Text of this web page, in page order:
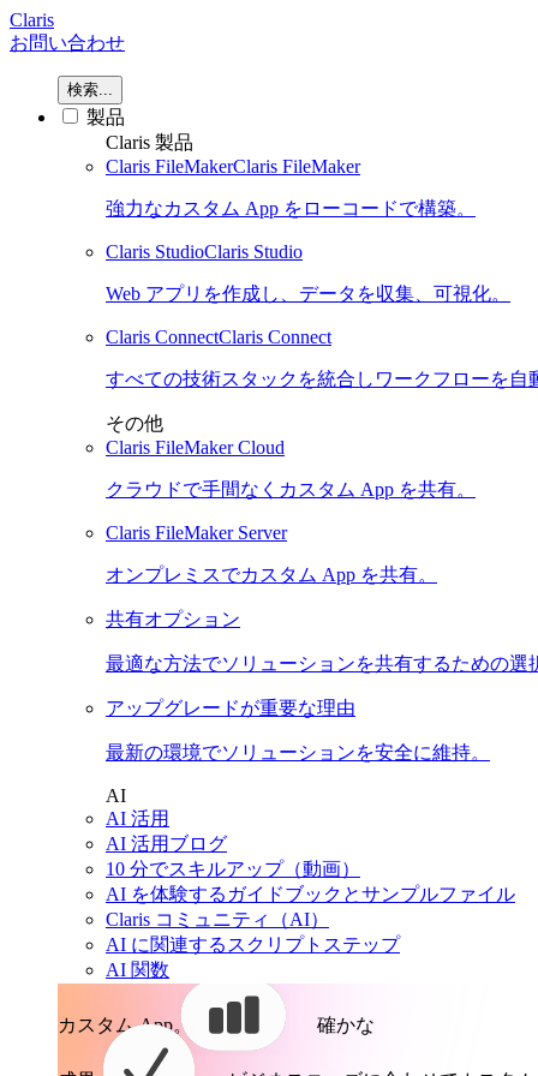
Claris
お問い合わせ
検索...
製品
Claris 製品
Claris FileMakerClaris FileMaker
強力なカスタム App をローコードで構築。
Claris StudioClaris Studio
Web アプリを作成し、データを収集、可視化。
Claris ConnectClaris Connect
すべての技術スタックを統合しワークフローを自
その他
Claris FileMaker Cloud
クラウドで手間なくカスタム App を共有。
Claris FileMaker Server
オンプレミスでカスタム App を共有。
共有オプション
最適な方法でソリューションを共有するための選
アップグレードが重要な理由
最新の環境でソリューションを安全に維持。
AI
AI 活用
AI 活用ブログ
10 分でスキルアップ（動画）
AI を体験するガイドブックとサンプルファイル
Claris コミュニティ（AI）
AI に関連するスクリプトステップ
AI 関数
カスタム App。 確かな